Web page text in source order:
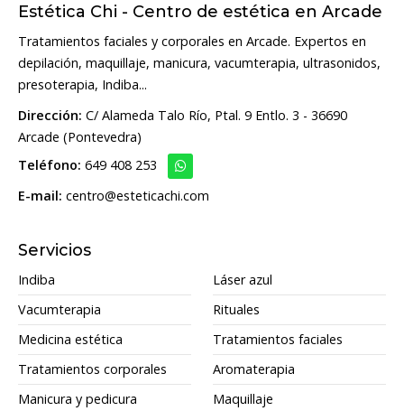
Estética Chi - Centro de estética en Arcade
Tratamientos faciales y corporales en Arcade. Expertos en
depilación, maquillaje, manicura, vacumterapia, ultrasonidos,
presoterapia, Indiba...
Dirección: C/ Alameda Talo Río, Ptal. 9 Entlo. 3 - 36690
Arcade (Pontevedra)
Teléfono: 649 408 253
E-mail: centro@esteticachi.com
Servicios
Indiba
Láser azul
Vacumterapia
Rituales
Medicina estética
Tratamientos faciales
Tratamientos corporales
Aromaterapia
Manicura y pedicura
Maquillaje